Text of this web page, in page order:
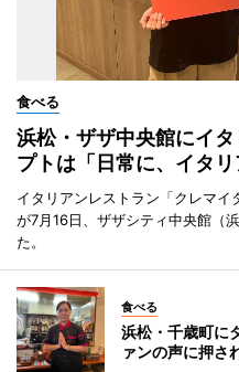
食べる
浜松・ザザ中央館にイ
プトは「日常に、イタリ
イタリアンレストラン「クレマ
が7月16日、ザザシティ中央館（
た。
食べる
浜松・千歳町に
ァンの声に押さ